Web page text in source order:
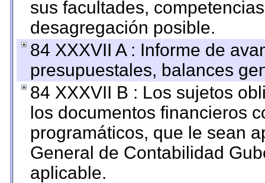
sus facultades,
desagregación posible.
84 XXXVII A : Informe de
presupuestales, balances
84 XXXVII B : Los sujetos
los documentos financieros
programáticos, que le sean
General de Contabilidad
aplicable.